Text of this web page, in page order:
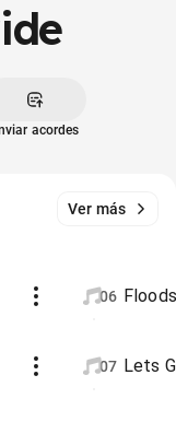
acordes
Ver más
06 Floods
07 Lets